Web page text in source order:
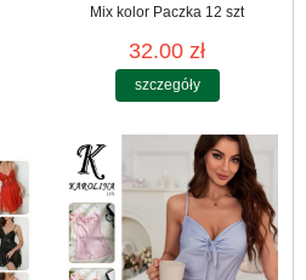
Mix kolor Paczka 12 szt
32.00 zł
szczegóły